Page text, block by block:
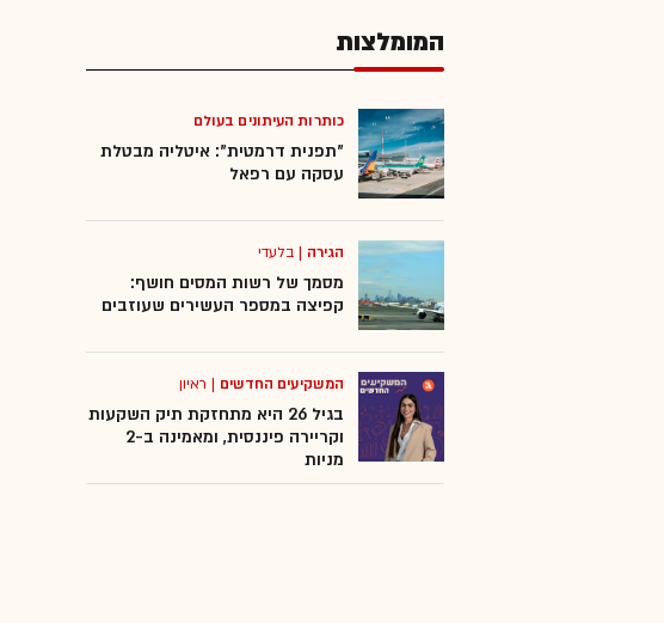
המומלצות
כותרות העיתונים בעולם
"תפנית דרמטית": איטליה מבטלת
עסקה עם רפאל
הגירה |בלעדי
מסמך של רשות המסים חושף:
קפיצה במספר העשירים שעוזבים
המשקיעים החדשים | ראיון
בגיל 26 היא מתחזקת תיק השקעות
וקריירה פיננסית, ומאמינה ב-2
מניות